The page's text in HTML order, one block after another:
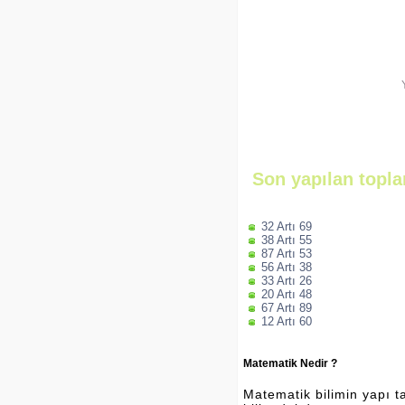
Son yapılan
32 Artı 69
38 Artı 55
87 Artı 53
56 Artı 38
33 Artı 26
20 Artı 48
67 Artı 89
12 Artı 60
Matematik Nedir ?
Matematik bilimin yapı